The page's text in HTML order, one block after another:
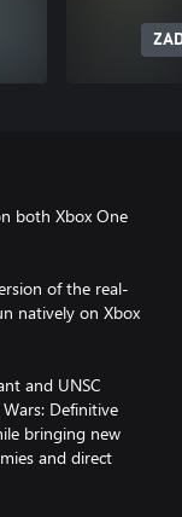
both Xbox One
of the real-
natively on Xbox
and UNSC
Definitive
bringing new
and direct